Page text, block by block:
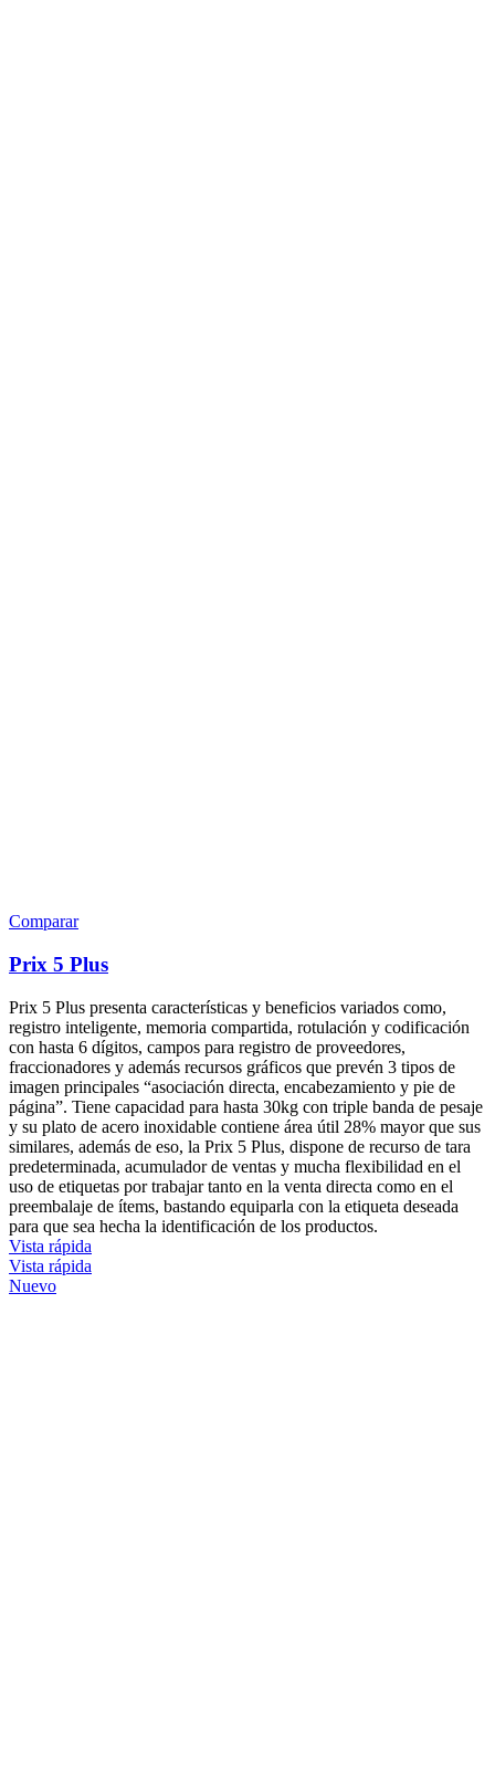
Comparar
Prix 5 Plus
Prix 5 Plus presenta características y beneficios variados como,
registro inteligente, memoria compartida, rotulación y codificación
con hasta 6 dígitos, campos para registro de proveedores,
fraccionadores y además recursos gráficos que prevén 3 tipos de
imagen principales “asociación directa, encabezamiento y pie de
página”. Tiene capacidad para hasta 30kg con triple banda de pesaje
y su plato de acero inoxidable contiene área útil 28% mayor que sus
similares, además de eso, la Prix 5 Plus, dispone de recurso de tara
predeterminada, acumulador de ventas y mucha flexibilidad en el
uso de etiquetas por trabajar tanto en la venta directa como en el
preembalaje de ítems, bastando equiparla con la etiqueta deseada
para que sea hecha la identificación de los productos.
Vista rápida
Vista rápida
Nuevo